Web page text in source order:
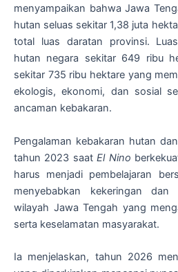
menyampaikan bahwa Jawa
hutan seluas sekitar 1,38 juta
total luas daratan provinsi.
hutan negara sekitar 649 ribu
sekitar 735 ribu hektare yang
ekologis, ekonomi, dan sosial
ancaman kebakaran.
Pengalaman kebakaran hutan
tahun 2023 saatEl Nino
harus menjadi pembelajaran
menyebabkan kekeringan
wilayah Jawa Tengah yang
serta keselamatan masyarakat.
Ia menjelaskan, tahun 2026